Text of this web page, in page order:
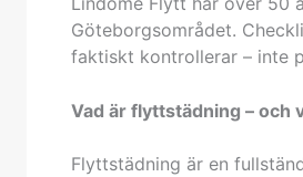
Göteborgsområdet.
faktiskt kontrollerar – inte
Vad är flyttstädning – och
Flyttstädning är en